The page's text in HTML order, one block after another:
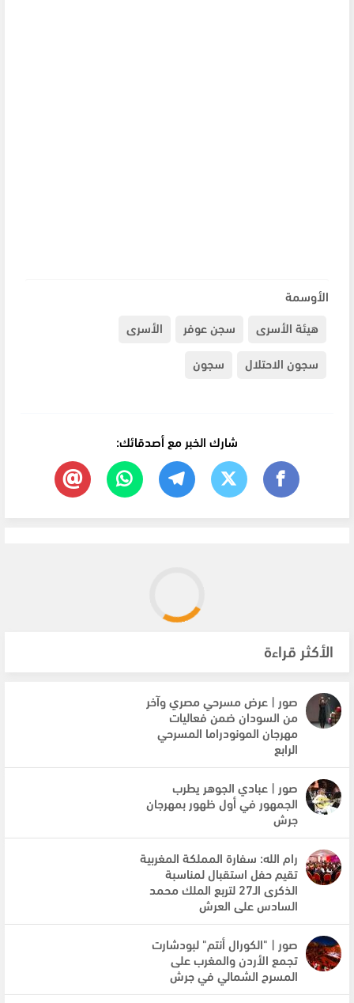
الأوسمة
هيئة الأسرى
سجن عوفر
الأسرى
سجون الاحتلال
سجون
شارك الخبر مع أصدقائك:
الأكثر قراءة
صور | عرض مسرحي مصري وآخر
من السودان ضمن فعاليات
مهرجان المونودراما المسرحي
الرابع
صور | عبادي الجوهر يطرب
الجمهور في أول ظهور بمهرجان
جرش
رام الله: سفارة المملكة المغربية
تقيم حفل استقبال لمناسبة
الذكرى الـ27 لتربع الملك محمد
السادس على العرش
صور | "الكورال أنتم" لبودشارت
تجمع الأردن والمغرب على
المسرح الشمالي في جرش